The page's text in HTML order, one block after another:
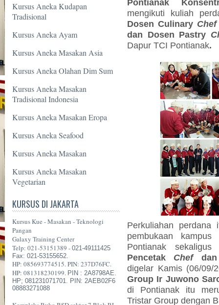
Kursus Aneka Kudapan
Tradisional
Kursus Aneka Ayam
Kursus Aneka Masakan Asia
Kursus Aneka Olahan Dim Sum
Kursus Aneka Masakan
Tradisional Indonesia
Kursus Aneka Masakan Eropa
Kursus Aneka Seafood
Kursus Aneka Masakan
Kursus Aneka Masakan
Vegetarian
KURSUS DI JAKARTA
Kursus Kue - Masakan - Teknologi
Pangan
Galaxy Training Center
Telp: 021-53151389 - 021-49111425
Fax: 021-53155652.
HP: 085693774515. PIN: 237D76FC.
HP: 081318230199. PIN : 2A8798AE.
HP; 081231071701. PIN: 2AEB02F6
08883271088
Pontianak
mengikuti kuliah
Dosen Culinary Chef
dan Dosen Pastry
Dapur TCI Pontianak.
Perkuliahan
pembukaan
Pontianak
Pencetak Chef
digelar Kamis (06/09/
Group Ir Juwono
di Pontianak itu
Tristar Group dengan